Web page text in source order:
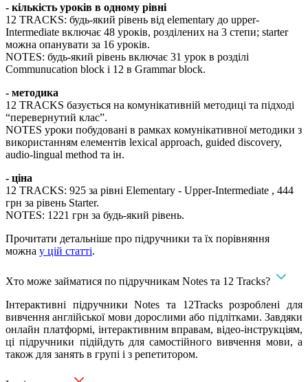
- кількість уроків в одному рівні
12 TRACKS: будь-який рівень від elementary до upper-
Intermediate включає 48 уроків, розділених на 3 степи; starter
можна опанувати за 16 уроків.
NOTES: будь-який рівень включає 31 урок в розділі
Communucation block і 12 в Grammar block.
- методика
12 TRACKS базується на комунікативній методиці та підході
“перевернутий клаc”.
NOTES уроки побудовані в рамках комунікативної методики з
використанням елементів lexical approach, guided discovery,
audio-lingual method та ін.
- ціна
12 TRACKS: 925 за рівні Elementary - Upper-Intermediate , 444
грн за рівень Starter.
NOTES: 1221 грн за будь-який рівень.
Прочитати детальніше про підручники та їх порівняння
можна у цій статті.
Хто може займатися по підручникам Notes та 12 Tracks?
Інтерактивні підручники Notes та 12Tracks розроблені для
вивчення англійської мови дорослими або підлітками. Завдяки
онлайн платформі, інтерактивним вправам, відео-інструкціям,
ці підручники підійдуть для самостійного вивчення мови, а
також для занять в групі і з репетитором.